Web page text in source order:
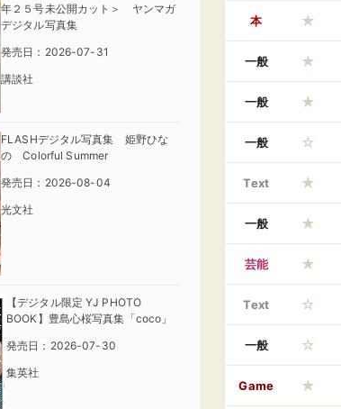
年２５号未公開カット＞ ヤンマガ
デジタル写真集
発売日：2026-07-31
講談社
FLASHデジタル写真集 姫野ひな
の Colorful Summer
発売日：2026-08-04
光文社
【デジタル限定 YJ PHOTO
BOOK】豊島心桜写真集「coco」
発売日：2026-07-30
集英社
本 ★
一般 ★
一般 ★
一般 ☆
Text ★
一般 ★
芸能 ★
Text ☆
一般 ☆
Game ★